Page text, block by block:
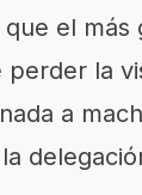
el
la
a